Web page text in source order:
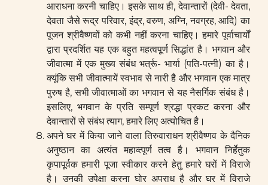
आराधना करनी चाहिए। इसके साथ ही, देवान्तारों (देवी- देवता,
देवता जैसे रूद्र परिवार, इंद्र, वरुण, अग्नि, नवग्रह, आदि) का
पूजन श्रीवैष्णवों को कभी नहीं करना चाहिए। हमारे पूर्वाचार्यों
द्वारा प्रदर्शित यह एक बहुत महत्वपूर्ण सिद्धांत है। भगवान और
जीवात्मा में एक मुख्य संबंध भर्त्रू- भार्या (पति-पत्नी) का है।
क्यूंकि सभी जीवात्मायें स्वभाव से नारी है और भगवान एक मात्र
पुरुष है, सभी जीवात्माओं का भगवान से यह नैसर्गिक संबंध है।
इसलिए, भगवान के प्रति सम्पूर्ण श्रद्धा प्रकट करना और
देवान्तारों से संबंध त्याग, हमारे लिए अत्योचित है।
अपने घर में किया जाने वाला तिरुवाराधन श्रीवैष्णव के दैनिक
अनुष्ठान का अत्यंत महाव्त्पूर्ण तत्व है। भगवान निर्हेतुक
कृपापूर्वक हमारी पूजा स्वीकार करने हेतु हमारे घरों में विराजे
है। उनकी उपेक्षा करना घोर अपराध है और घर में विराजे